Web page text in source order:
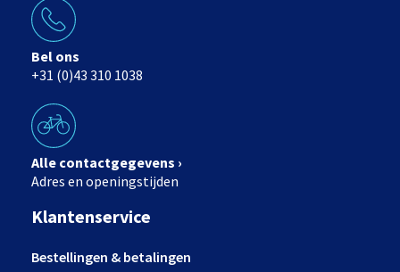
Bel ons
+31 (0)43 310 1038
Alle contactgegevens ›
Adres en openingstijden
Klantenservice
Bestellingen & betalingen